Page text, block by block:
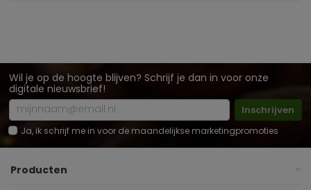
Wil je op de hoogte blijven? Schrijf je dan in voor onze
digitale nieuwsbrief!
Inschrijven
Ja, ik schrijf me in voor de maandelijkse marketingpromoties
Producten